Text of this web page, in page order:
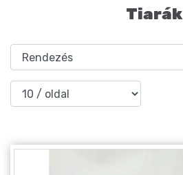
Összes Ajándék Kategória ⭐
Vicces Pólók
Szerelmes Ajándékok ❤
Budapest Ajándéktárgyak
Tiarák